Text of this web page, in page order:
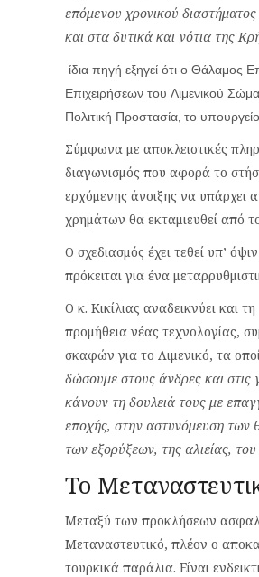
επόμενου χρονικού
και στα δυτικά και νότια της
ίδια πηγή εξηγεί ότι ο Θάλαμος
Επιχειρήσεων του Λιμενικού
Πολιτική Προστασία, το
Σύμφωνα με αποκλειστικές
διαγωνισμός που αφορά το
ερχόμενης άνοιξης να υπάρχει
χρημάτων θα εκταμιευθεί από
Ο σχεδιασμός έχει τεθεί υπ’
πρόκειται για ένα
Ο κ. Κικίλιας αναδεικνύει και
προμήθεια νέας τεχνολογίας,
σκαφών για το Λιμενικό, τα
δώσουμε στους άνδρες και στις
κάνουν τη δουλειά τους με
εποχής, στην αστυνόμευση των
των εξορύξεων, της αλιείας,
Το
Μεταξύ των προκλήσεων
Μεταναστευτικό, πλέον ο
τουρκικά παράλια. Είναι